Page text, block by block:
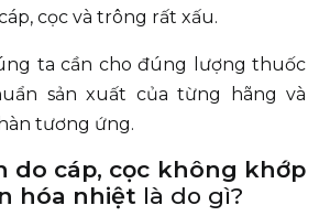
cọc và trông rất xấu.
ta cần cho đúng lượng thuốc
sản xuất của từng hãng và
tương ứng.
do cáp, cọc không khớp
hóa nhiệt là do gì?